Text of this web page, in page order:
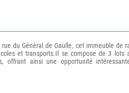
rue du Général de Gaulle, cet immeuble
et transports.Il se compose de 3 lots
offrant ainsi une opportunité